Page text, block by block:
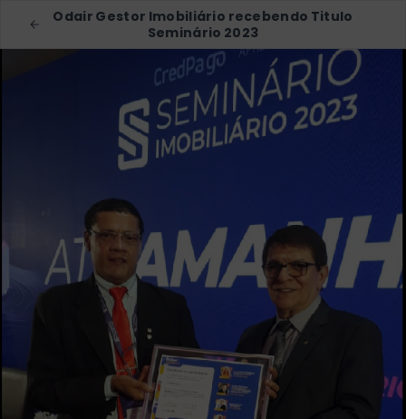
Odair Gestor Imobiliário recebendo Titulo
Seminário 2023